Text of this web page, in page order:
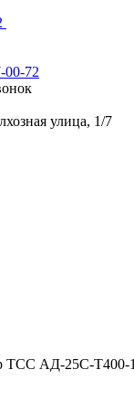
00-72
улица, 1/7
ТСС АД-25С-